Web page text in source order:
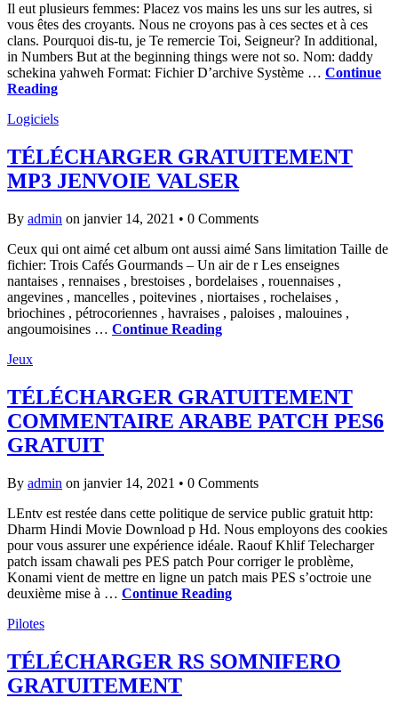
Il eut plusieurs femmes: Placez vos mains les uns sur les autres, si
vous êtes des croyants. Nous ne croyons pas à ces sectes et à ces
clans. Pourquoi dis-tu, je Te remercie Toi, Seigneur? In additional,
in Numbers But at the beginning things were not so. Nom: daddy
schekina yahweh Format: Fichier D’archive Système … Continue
Reading
Logiciels
TÉLÉCHARGER GRATUITEMENT
MP3 JENVOIE VALSER
By admin on janvier 14, 2021 • 0 Comments
Ceux qui ont aimé cet album ont aussi aimé Sans limitation Taille de
fichier: Trois Cafés Gourmands – Un air de r Les enseignes
nantaises , rennaises , brestoises , bordelaises , rouennaises ,
angevines , mancelles , poitevines , niortaises , rochelaises ,
briochines , pétrocoriennes , havraises , paloises , malouines ,
angoumoisines … Continue Reading
Jeux
TÉLÉCHARGER GRATUITEMENT
COMMENTAIRE ARABE PATCH PES6
GRATUIT
By admin on janvier 14, 2021 • 0 Comments
LEntv est restée dans cette politique de service public gratuit http:
Dharm Hindi Movie Download p Hd. Nous employons des cookies
pour vous assurer une expérience idéale. Raouf Khlif Telecharger
patch issam chawali pes PES patch Pour corriger le problème,
Konami vient de mettre en ligne un patch mais PES s’octroie une
deuxième mise à … Continue Reading
Pilotes
TÉLÉCHARGER RS SOMNIFERO
GRATUITEMENT